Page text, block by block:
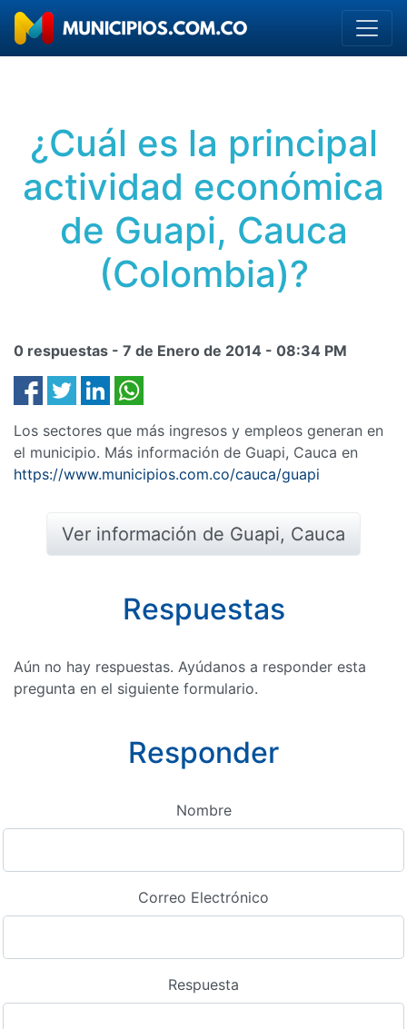
¿Cuál es la principal
actividad económica
de Guapi, Cauca
(Colombia)?
0 respuestas - 7 de Enero de 2014 - 08:34 PM
Los sectores que más ingresos y empleos generan en
el municipio. Más información de Guapi, Cauca en
https://www.municipios.com.co/cauca/guapi
Ver información de Guapi, Cauca
Respuestas
Aún no hay respuestas. Ayúdanos a responder esta
pregunta en el siguiente formulario.
Responder
Nombre
Correo Electrónico
Respuesta